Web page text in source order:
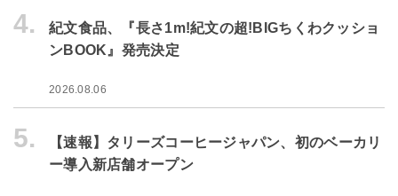
4.
紀文食品、『長さ1m!紀文の超!BIGちくわクッショ
ンBOOK』発売決定
2026.08.06
5.
【速報】タリーズコーヒージャパン、初のベーカリ
ー導入新店舗オープン